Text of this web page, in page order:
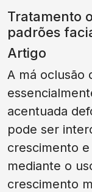
Tratamento
padrões
Artigo
A má oclusão
acentuada
pode ser
crescimento
mediante o
crescimento